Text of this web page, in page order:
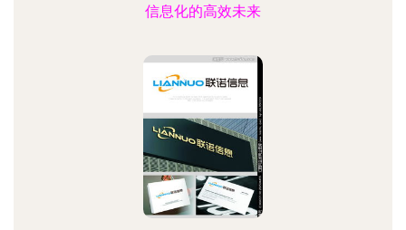
信息化的高效未来